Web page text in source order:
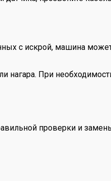
с искрой, машина может
нагара. При
проверки и